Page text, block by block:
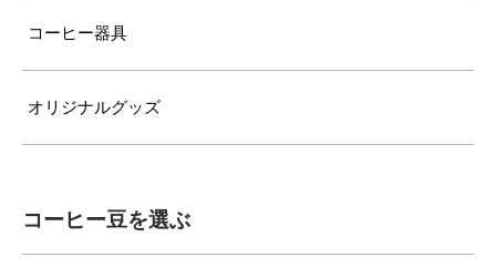
コーヒー器具
オリジナルグッズ
コーヒー豆を選ぶ